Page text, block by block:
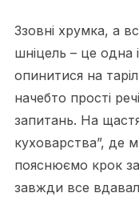
Ззовні хрумка, а
шніцель – це одна
опинитися на
начебто прості
запитань. На
куховарства”, де
пояснюємо крок
завжди все